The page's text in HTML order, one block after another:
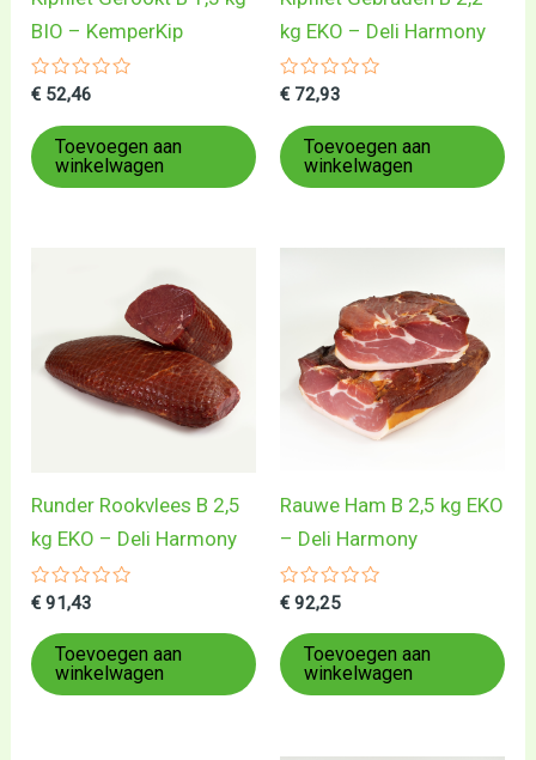
BIO – KemperKip
Gewaardeerd
uit
5
€ 52,46
Toevoegen aan
winkelwagen
kg EKO – Deli Harmony
Gewaardeerd
uit
5
€ 72,93
Toevoegen aan
winkelwagen
Runder Rookvlees B 2,5
kg EKO – Deli Harmony
Gewaardeerd
uit
5
€ 91,43
Toevoegen aan
winkelwagen
Rauwe Ham B 2,5 kg EKO
– Deli Harmony
Gewaardeerd
uit
5
€ 92,25
Toevoegen aan
winkelwagen